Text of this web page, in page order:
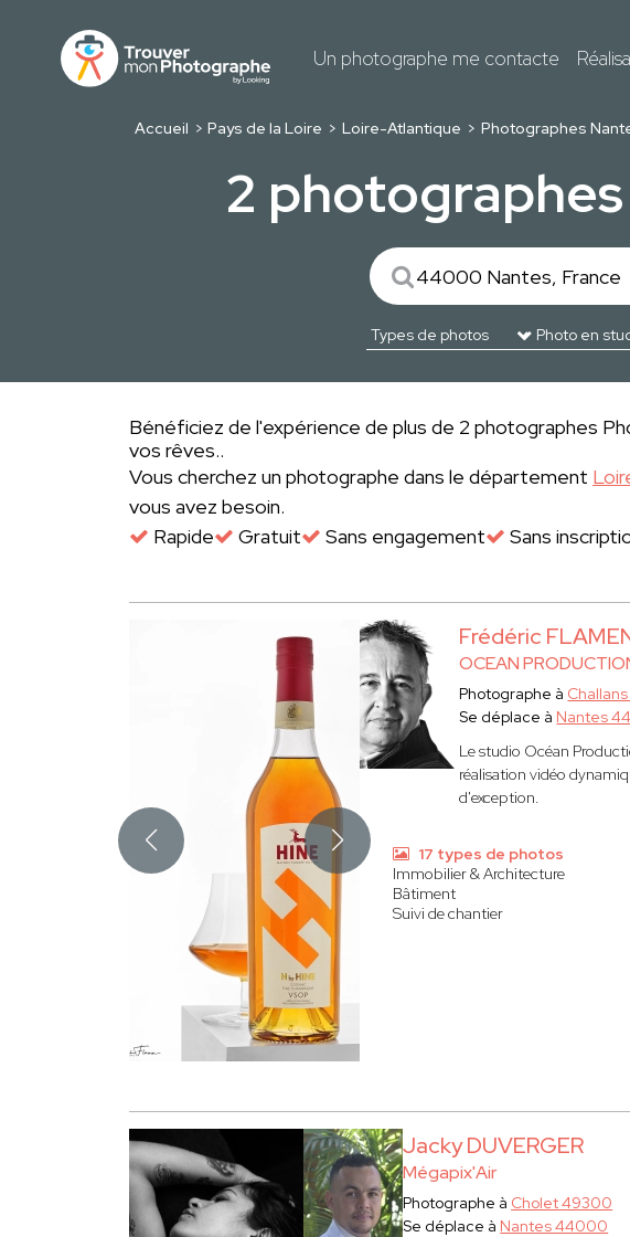
Un photographe me contacte
Accueil Pays de la Loire Loire-Atlantique Photographes
2
Bénéficiez de l'expérience de plus de 2 photographes
vos rêves..
Vous cherchez un photographe dans le département
vous avez besoin.
Rapide
Gratuit Sans engagement Sans
Frédéric
OCEAN
Photographe à
Se déplace à Nantes
Le studio Océan
réalisation vidéo
d'exception.
17 types de photos
Immobilier & Architecture
Bâtiment
Suivi de chantier
Jacky DUVERGER
Mégapix'Air
Photographe à Cholet 49300
Se déplace à Nantes 44000